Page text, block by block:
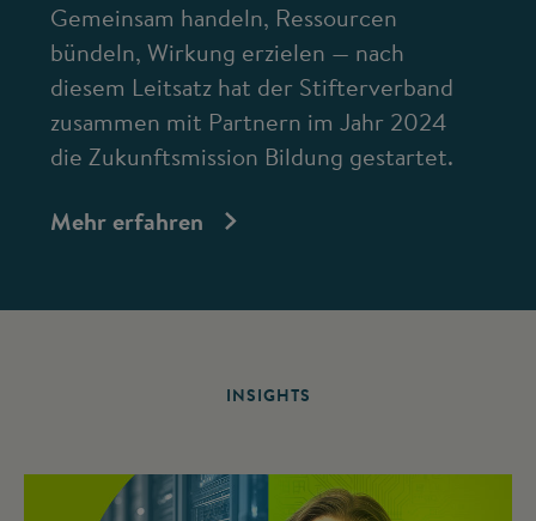
Gemeinsam handeln, Ressourcen
bündeln, Wirkung erzielen — nach
diesem Leitsatz hat der Stifterverband
zusammen mit Partnern im Jahr 2024
die Zukunftsmission Bildung gestartet.
Mehr erfahren
INSIGHTS